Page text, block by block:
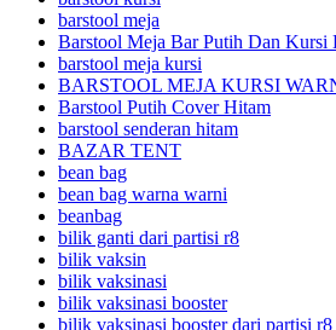
barstool meja
Barstool Meja Bar Putih Dan Kursi
barstool meja kursi
BARSTOOL MEJA KURSI
Barstool Putih Cover Hitam
barstool senderan hitam
BAZAR TENT
bean bag
bean bag warna warni
beanbag
bilik ganti dari partisi r8
bilik vaksin
bilik vaksinasi
bilik vaksinasi booster
bilik vaksinasi booster dari partisi r8